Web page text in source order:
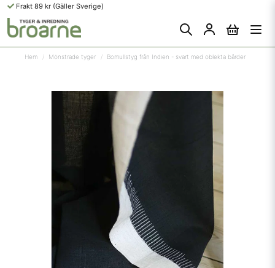
Frakt 89 kr (Gäller Sverige)
Hem Mönstrade tyger Bomullstyg från Indien - svart med oblekta bårder